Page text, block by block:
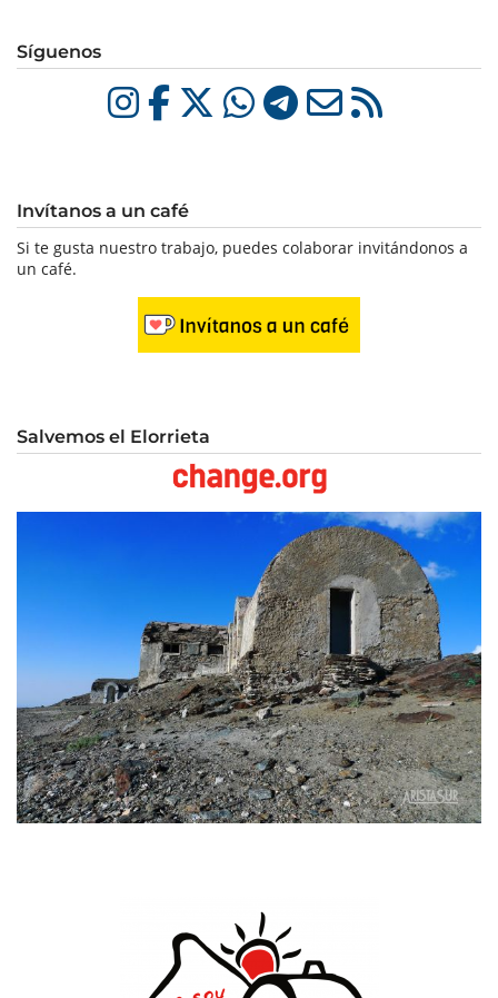
Síguenos
Invítanos a un café
Si te gusta nuestro trabajo, puedes colaborar invitándonos a
un café.
Salvemos el Elorrieta